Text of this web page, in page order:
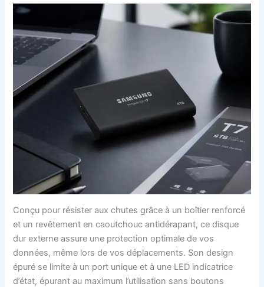
Conçu pour résister aux chutes grâce à un boîtier renforcé
et un revêtement en caoutchouc antidérapant, ce disque
dur externe assure une protection optimale de vos
données, même lors de vos déplacements. Son design
épuré se limite à un port unique et à une LED indicatrice
d’état, épurant au maximum l’utilisation sans boutons